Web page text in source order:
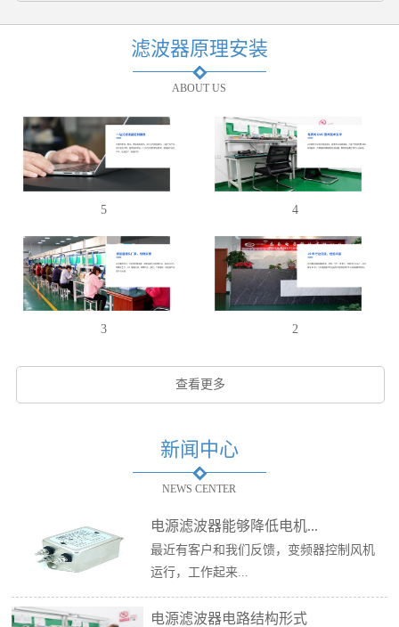
滤波器原理安装
ABOUT US
5 4
3 2
查看更多
新闻中心
NEWS CENTER
电源滤波器能够降低电机...
最近有客户和我们反馈，变频器控制风机
运行，工作起来...
电源滤波器电路结构形式